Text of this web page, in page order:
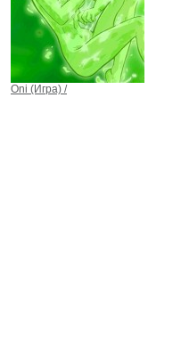
Oni (Игра) /